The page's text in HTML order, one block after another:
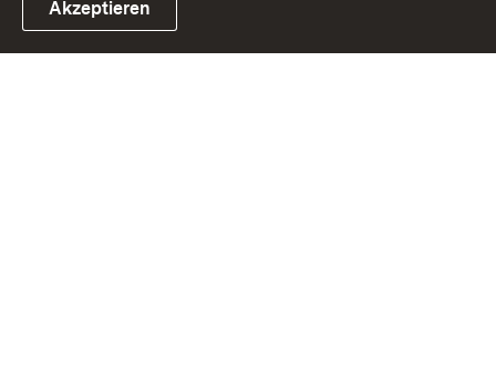
Akzeptieren